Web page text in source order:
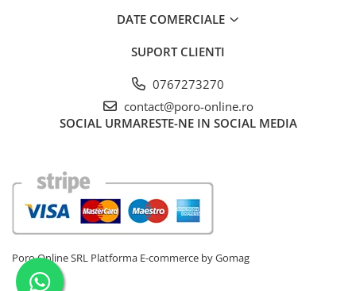
DATE COMERCIALE
SUPORT CLIENTI
0767273270
contact@poro-online.ro
SOCIAL URMARESTE-NE IN SOCIAL MEDIA
Poro Online SRL Platforma E-commerce by Gomag